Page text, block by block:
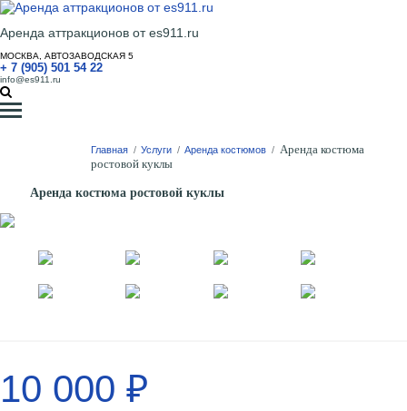
Аренда аттракционов от es911.ru
МОСКВА, АВТОЗАВОДСКАЯ 5
+ 7 (905) 501 54 22
info@es911.ru
Главная / Услуги / Аренда костюмов / Аренда костюма
ростовой куклы
Аренда костюма ростовой куклы
10 000 ₽